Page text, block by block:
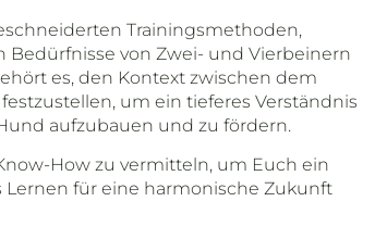
Trainingsmethoden,
Bedürfnisse von Zwei- und Vierbeinern
es, den Kontext zwischen dem
um ein tieferes Verständnis
aufzubauen und zu fördern.
How zu vermitteln, um Euch ein
für eine harmonische Zukunft